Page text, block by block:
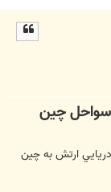
سواحل چین
دريايي ارتش به چين